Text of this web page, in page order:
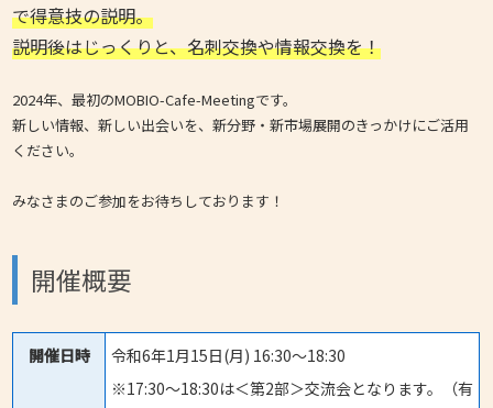
で得意技の説明。
説明後はじっくりと、名刺交換や情報交換を！
2024年、最初のMOBIO-Cafe-Meetingです。
新しい情報、新しい出会いを、新分野・新市場展開のきっかけにご活用
ください。
みなさまのご参加をお待ちしております！
開催概要
開催日時
令和6年1月15日(月) 16:30～18:30
※17:30～18:30は＜第2部＞交流会となります。（有